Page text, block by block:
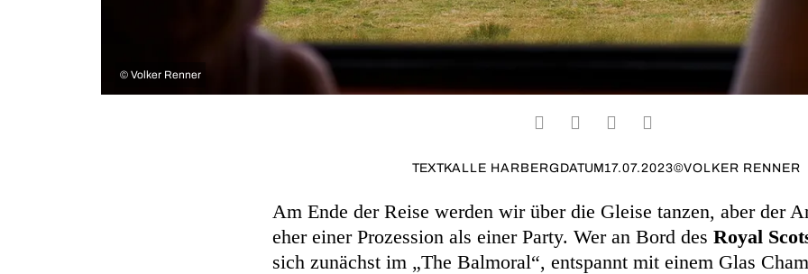
© Volker Renner
TEXTKALLE HARBERG DATUM17.07.2023©VOLKER RENNER
Am Ende der Reise werden wir über die Gleise tanzen, aber der
eher einer Prozession als einer Party. Wer an Bord des Royal
sich zunächst im „The Balmoral“, entspannt mit einem Glas